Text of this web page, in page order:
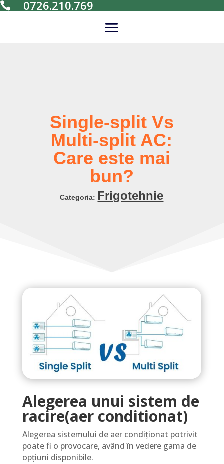
 0726.210.769
Single-split Vs
Multi-split AC:
Care este mai
bun?
Categoria: Frigotehnie
Alegerea unui sistem de
racire(aer conditionat)
Alegerea sistemului de aer condiționat potrivit
poate fi o provocare, având în vedere gama de
opțiuni disponibile.